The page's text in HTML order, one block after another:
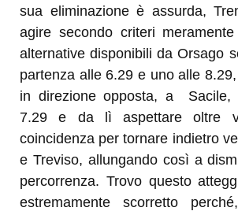
sua eliminazione è assurda,
agire secondo criteri
alternative disponibili da Orsago
partenza alle 6.29 e uno alle
in direzione opposta, a Sacile,
7.29 e da lì aspettare oltre
coincidenza per tornare indietro
e Treviso, allungando così a
percorrenza. Trovo questo
estremamente scorretto